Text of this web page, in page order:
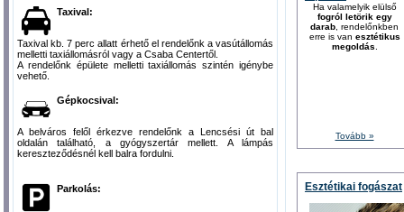
Taxival:
Taxival kb. 7 perc allatt érhető el rendelőnk a vasútállomás
melletti taxiállomásról vagy a Csaba Centertől.
A rendelőnk épülete melletti taxiállomás szintén igénybe
vehető.
Gépkocsival:
A belváros felől érkezve rendelőnk a Lencsési út bal
oldalán található, a gyógyszertár mellett. A lámpás
kereszteződésnél kell balra fordulni.
Parkolás:
Ha valamelyik elülső
fogról letörik egy
darab , rendelőnkben
erre is van esztétikus
megoldás
Tovább »
Esztétikai fogászat